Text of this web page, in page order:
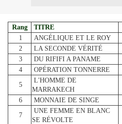
Rang TITRE
1
ANGÉLIQUE ET LE ROY
2
LA SECONDE VÉRITÉ
3
DU RIFIFI A PANAME
4
OPÉRATION TONNERRE
5
L'HOMME DE
MARRAKECH
6 MONNAIE DE SINGE
7
UNE FEMME EN BLANC
SE RÉVOLTE